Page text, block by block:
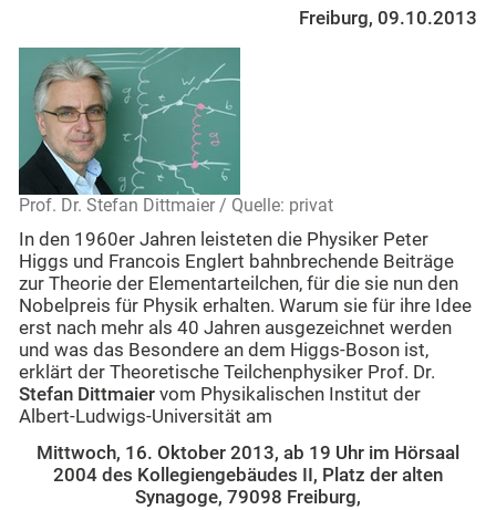
Freiburg, 09.10.2013
Prof. Dr. Stefan Dittmaier / Quelle: privat
In den 1960er Jahren leisteten die Physiker Peter
Higgs und Francois Englert bahnbrechende Beiträge
zur Theorie der Elementarteilchen, für die sie nun den
Nobelpreis für Physik erhalten. Warum sie für ihre Idee
erst nach mehr als 40 Jahren ausgezeichnet werden
und was das Besondere an dem Higgs-Boson ist,
erklärt der Theoretische Teilchenphysiker Prof. Dr.
Stefan Dittmaier vom Physikalischen Institut der
Albert-Ludwigs-Universität am
Mittwoch, 16. Oktober 2013, ab 19 Uhr im Hörsaal
2004 des Kollegiengebäudes II, Platz der alten
Synagoge, 79098 Freiburg,